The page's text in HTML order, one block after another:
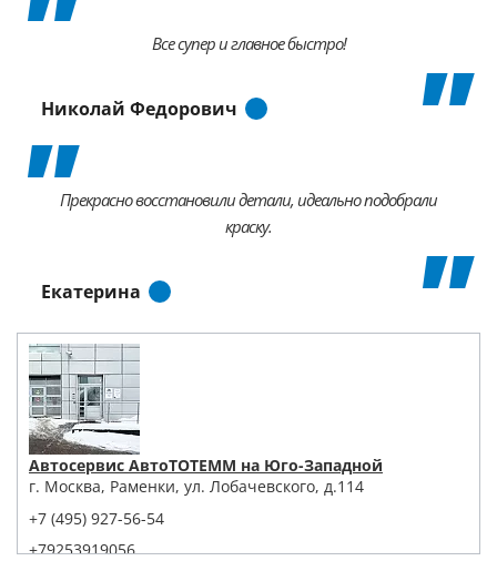
Все супер и главное быстро!
Николай Федорович
Прекрасно восстановили детали, идеально подобрали
краску.
Екатерина
Автосервис АвтоТОТЕММ на Юго-Западной
г. Москва, Раменки, ул. Лобачевского, д.114
+7 (495) 927-56-54
+79253919056